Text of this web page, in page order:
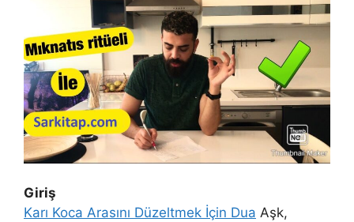
Giriş
Karı Koca Arasını Düzeltmek İçin Dua Aşk,